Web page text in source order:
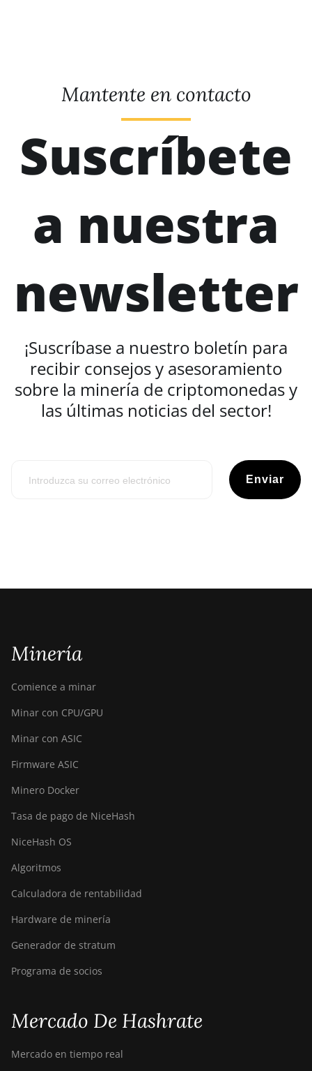
Mantente en contacto
Suscríbete
a nuestra
newsletter
¡Suscríbase a nuestro boletín para
recibir consejos y asesoramiento
sobre la minería de criptomonedas y
las últimas noticias del sector!
Enviar
Minería
Comience a minar
Minar con CPU/GPU
Minar con ASIC
Firmware ASIC
Minero Docker
Tasa de pago de NiceHash
NiceHash OS
Algoritmos
Calculadora de rentabilidad
Hardware de minería
Generador de stratum
Programa de socios
Mercado De Hashrate
Mercado en tiempo real